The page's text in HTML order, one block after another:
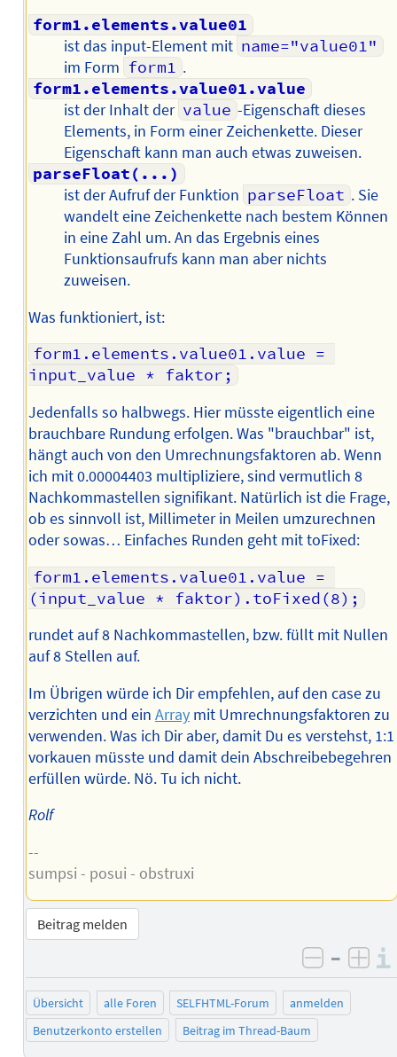
form1.elements.value01
ist das input-Element mit name="value01"
im Form form1 .
form1.elements.value01.value
ist der Inhalt der value -Eigenschaft dieses
Elements, in Form einer Zeichenkette. Dieser
Eigenschaft kann man auch etwas zuweisen.
parseFloat(...)
ist der Aufruf der Funktion parseFloat . Sie
wandelt eine Zeichenkette nach bestem Können
in eine Zahl um. An das Ergebnis eines
Funktionsaufrufs kann man aber nichts
zuweisen.
Was funktioniert, ist:
form1.elements.value01.value =
input_value * faktor;
Jedenfalls so halbwegs. Hier müsste eigentlich eine
brauchbare Rundung erfolgen. Was "brauchbar" ist,
hängt auch von den Umrechnungsfaktoren ab. Wenn
ich mit 0.00004403 multipliziere, sind vermutlich 8
Nachkommastellen signifikant. Natürlich ist die Frage,
ob es sinnvoll ist, Millimeter in Meilen umzurechnen
oder sowas… Einfaches Runden geht mit toFixed:
form1.elements.value01.value =
(input_value * faktor).toFixed(8);
rundet auf 8 Nachkommastellen, bzw. füllt mit Nullen
auf 8 Stellen auf.
Im Übrigen würde ich Dir empfehlen, auf den case zu
verzichten und ein Arraymit Umrechnungsfaktoren zu
verwenden. Was ich Dir aber, damit Du es verstehst, 1:1
vorkauen müsste und damit dein Abschreibebegehren
erfüllen würde. Nö. Tu ich nicht.
Rolf
--
sumpsi - posui - obstruxi
Beitrag melden
negativ
–
Übersicht alle Foren SELFHTML-Forum
anmelden
Benutzerkonto erstellen
Beitrag im Thread-Baum